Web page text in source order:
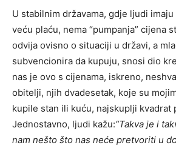
U stabilnim državama, gdje ljudi
veću plaću, nema “pumpanja” cijena
odvija ovisno o situaciji u državi, a
subvencionira da kupuju, snosi dio
nas je ovo s cijenama, iskreno,
obitelji, njih dvadesetak, koje su
kupile stan ili kuću, najskuplji kvadrat
Jednostavno, ljudi kažu:“Takva je i
nam nešto što nas neće pretvoriti u